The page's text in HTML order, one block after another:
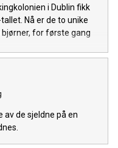
i Dublin fikk
Nå er de to unike
for første gang
av de sjeldne på en